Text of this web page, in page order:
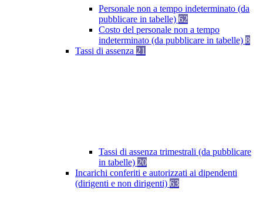
Personale non a tempo indeterminato (da
pubblicare in tabelle) 62
Costo del personale non a tempo
indeterminato (da pubblicare in tabelle) 8
Tassi di assenza 21
Tassi di assenza trimestrali (da pubblicare
in tabelle) 20
Incarichi conferiti e autorizzati ai dipendenti
(dirigenti e non dirigenti) 63